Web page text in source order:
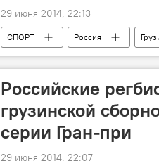
29 июня 2014, 22:13
СПОРТ Россия
Российские
грузинской
серии Гран-при
29 июня 2014, 22:07